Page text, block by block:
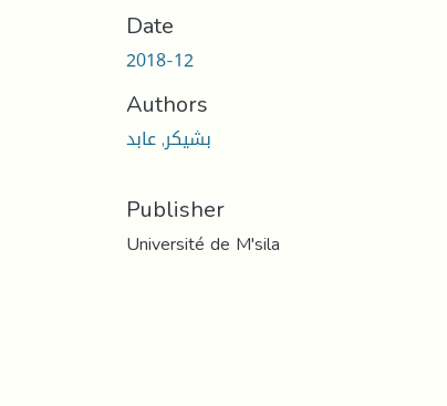
Date
2018-12
Authors
بشيكر, عابد
Publisher
Université de M'sila